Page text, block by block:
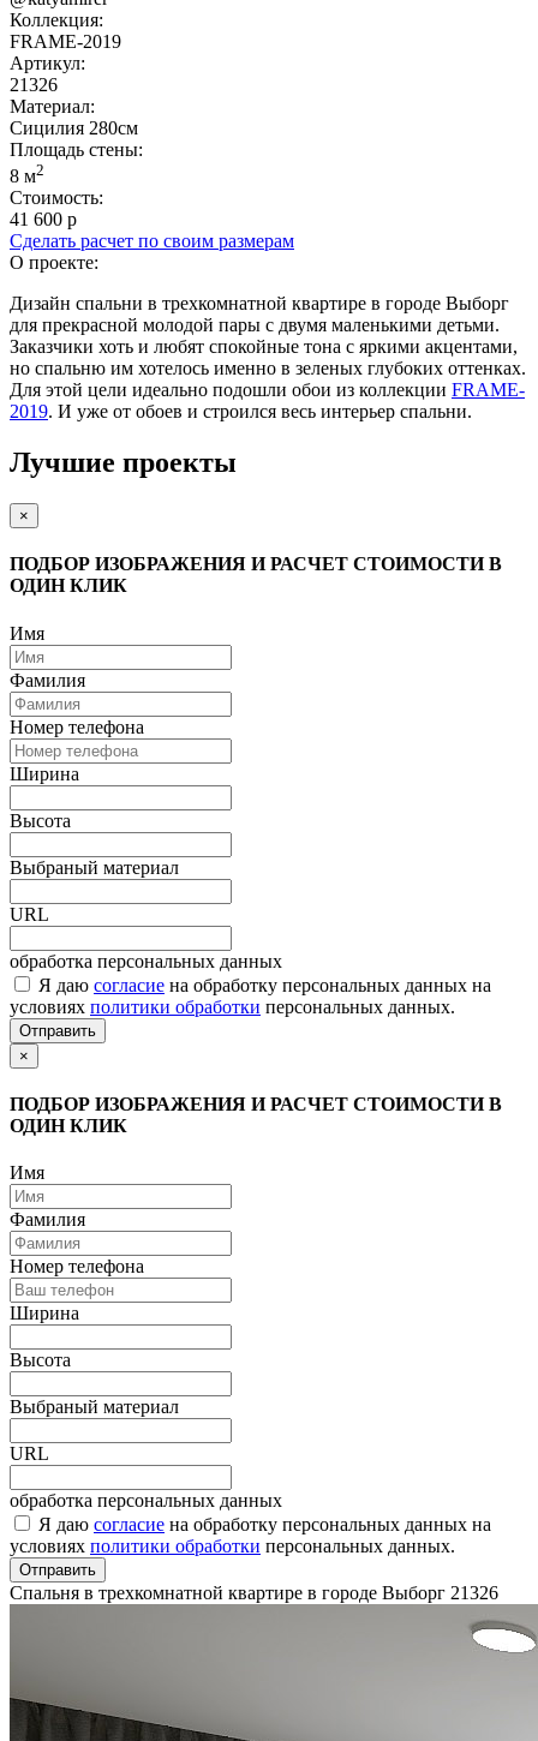
Коллекция:
FRAME-2019
Артикул:
21326
Материал:
Сицилия 280см
Площадь cтены:
8 м2
Стоимость:
41 600 р
Сделать расчет по своим размерам
О проекте:
Дизайн спальни в трехкомнатной квартире в городе Выборг
для прекрасной молодой пары с двумя маленькими детьми.
Заказчики хоть и любят спокойные тона с яркими акцентами,
но спальню им хотелось именно в зеленых глубоких оттенках.
Для этой цели идеально подошли обои из коллекции FRAME-
2019. И уже от обоев и строился весь интерьер спальни.
Лучшие проекты
×
ПОДБОР ИЗОБРАЖЕНИЯ И РАСЧЕТ СТОИМОСТИ В
ОДИН КЛИК
Имя
Фамилия
Номер телефона
Ширина
Высота
Выбраный материал
URL
обработка персональных данных
Я даю согласие на обработку персональных данных на
условиях политики обработки персональных данных.
Отправить
×
ПОДБОР ИЗОБРАЖЕНИЯ И РАСЧЕТ СТОИМОСТИ В
ОДИН КЛИК
Имя
Фамилия
Номер телефона
Ширина
Высота
Выбраный материал
URL
обработка персональных данных
Я даю согласие на обработку персональных данных на
условиях политики обработки персональных данных.
Отправить
Спальня в трехкомнатной квартире в городе Выборг 21326